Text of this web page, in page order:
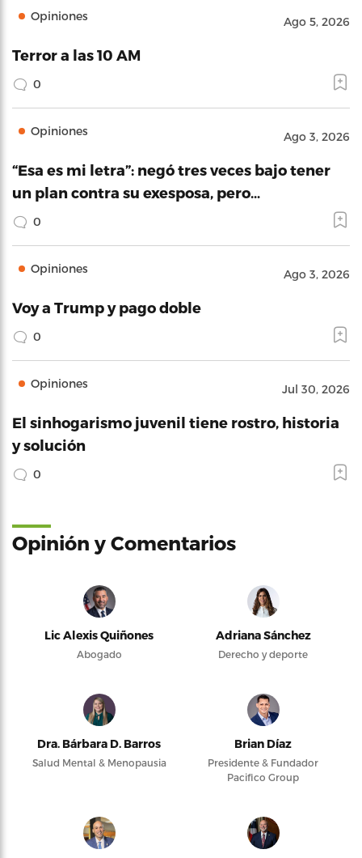
Opiniones Ago 5, 2026
Terror a las 10 AM
0
Opiniones Ago 3, 2026
“Esa es mi letra”: negó tres veces bajo tener
un plan contra su exesposa, pero…
0
Opiniones Ago 3, 2026
Voy a Trump y pago doble
0
Opiniones Jul 30, 2026
El sinhogarismo juvenil tiene rostro, historia
y solución
0
Opinión y Comentarios
Lic Alexis Quiñones
Abogado
Adriana Sánchez
Derecho y deporte
Dra. Bárbara D. Barros
Salud Mental & Menopausia
Brian Díaz
Presidente & Fundador
Pacifico Group